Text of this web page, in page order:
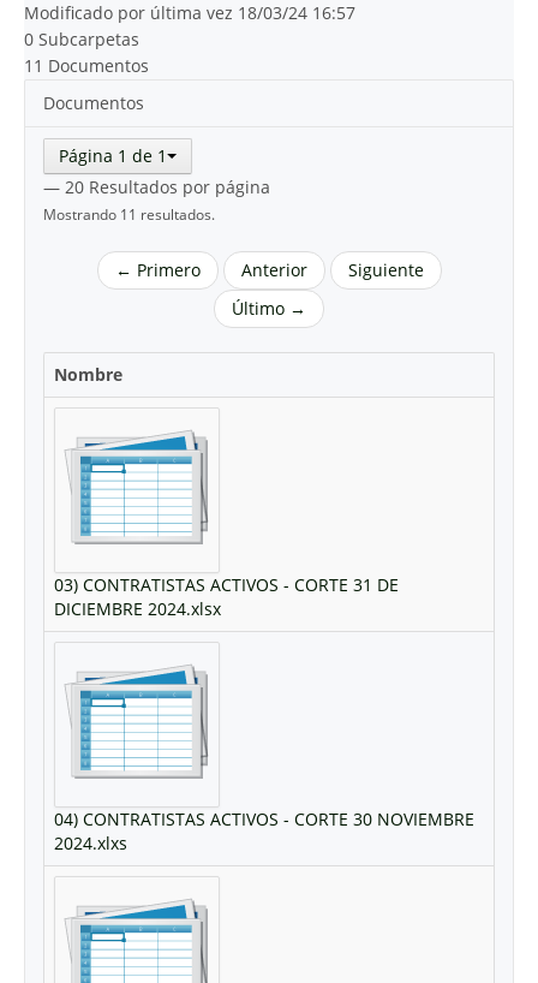
Modificado por última vez 18/03/24 16:57
0 Subcarpetas
11 Documentos
Documentos
Página 1 de 1
— 20 Resultados por página
Mostrando 11 resultados.
← Primero Anterior
Siguiente
Último →
Nombre
03) CONTRATISTAS ACTIVOS - CORTE 31 DE
DICIEMBRE 2024.xlsx
04) CONTRATISTAS ACTIVOS - CORTE 30 NOVIEMBRE
2024.xlxs